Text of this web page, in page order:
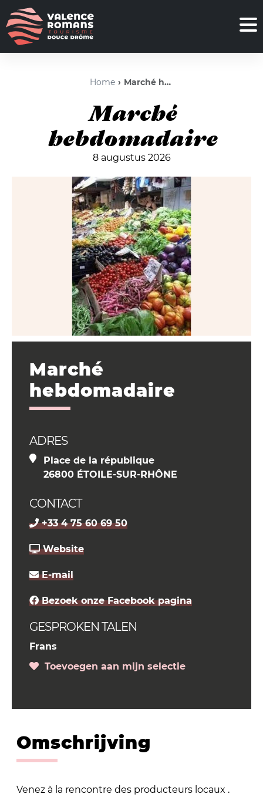
Home Marché hebdomadaire
Marché
hebdomadaire
8 augustus 2026
Marché
hebdomadaire
ADRES
Place de la république
26800 ÉTOILE-SUR-RHÔNE
CONTACT
+33 4 75 60 69 50
Website
E-mail
Bezoek onze Facebook pagina
GESPROKEN TALEN
Frans
Toevoegen aan mijn selectie
Omschrijving
Venez à la rencontre des producteurs locaux .